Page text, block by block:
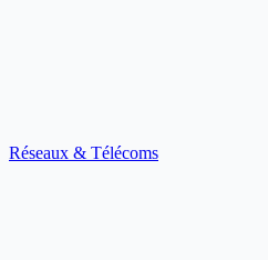
Réseaux & Télécoms